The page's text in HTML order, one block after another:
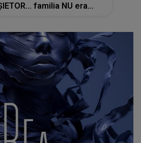
familia NU era